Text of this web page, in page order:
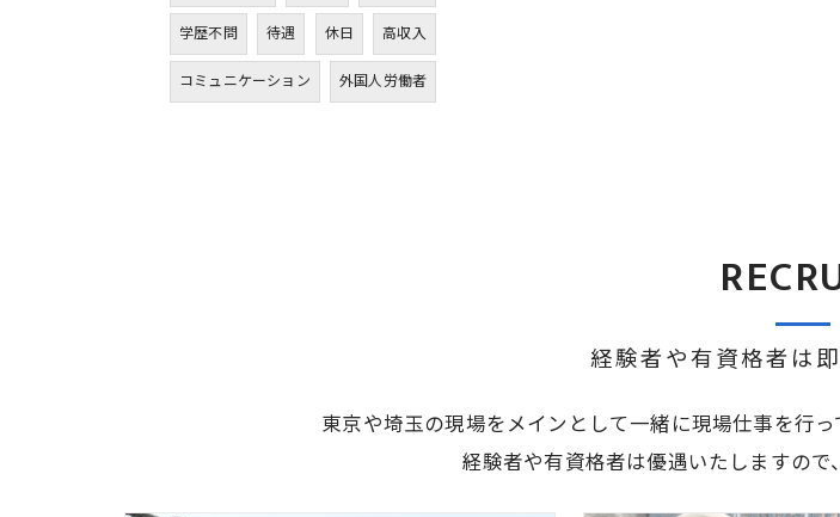
学歴不問
待遇 休日
高収入
コミュニケーション
外国人労働者
経験者や有資格者は
東京や埼玉の現場をメインとして一緒に現場仕事を行
経験者や有資格者は優遇いたしますので